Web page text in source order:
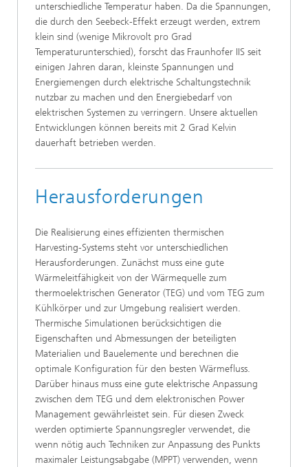
unterschiedliche Temperatur haben. Da die Spannungen,
die durch den Seebeck-Effekt erzeugt werden, extrem
klein sind (wenige Mikrovolt pro Grad
Temperaturunterschied), forscht das Fraunhofer IIS seit
einigen Jahren daran, kleinste Spannungen und
Energiemengen durch elektrische Schaltungstechnik
nutzbar zu machen und den Energiebedarf von
elektrischen Systemen zu verringern. Unsere aktuellen
Entwicklungen können bereits mit 2 Grad Kelvin
dauerhaft betrieben werden.
Herausforderungen
Die Realisierung eines effizienten thermischen
Harvesting-Systems steht vor unterschiedlichen
Herausforderungen. Zunächst muss eine gute
Wärmeleitfähigkeit von der Wärmequelle zum
thermoelektrischen Generator (TEG) und vom TEG zum
Kühlkörper und zur Umgebung realisiert werden.
Thermische Simulationen berücksichtigen die
Eigenschaften und Abmessungen der beteiligten
Materialien und Bauelemente und berechnen die
optimale Konfiguration für den besten Wärmefluss.
Darüber hinaus muss eine gute elektrische Anpassung
zwischen dem TEG und dem elektronischen Power
Management gewährleistet sein. Für diesen Zweck
werden optimierte Spannungsregler verwendet, die
wenn nötig auch Techniken zur Anpassung des Punkts
maximaler Leistungsabgabe (MPPT) verwenden, wenn